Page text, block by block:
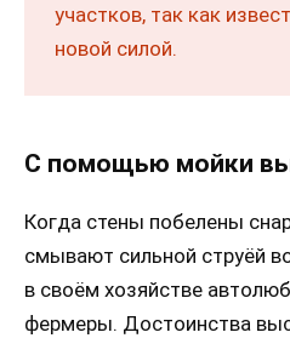
участков, так как
новой силой.
С помощью мойки
Когда стены побелены
смывают сильной струёй
в своём хозяйстве
фермеры. Достоинства